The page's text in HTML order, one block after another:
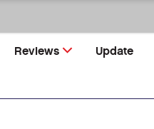
Reviews Update